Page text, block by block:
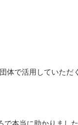
体で活用していただ